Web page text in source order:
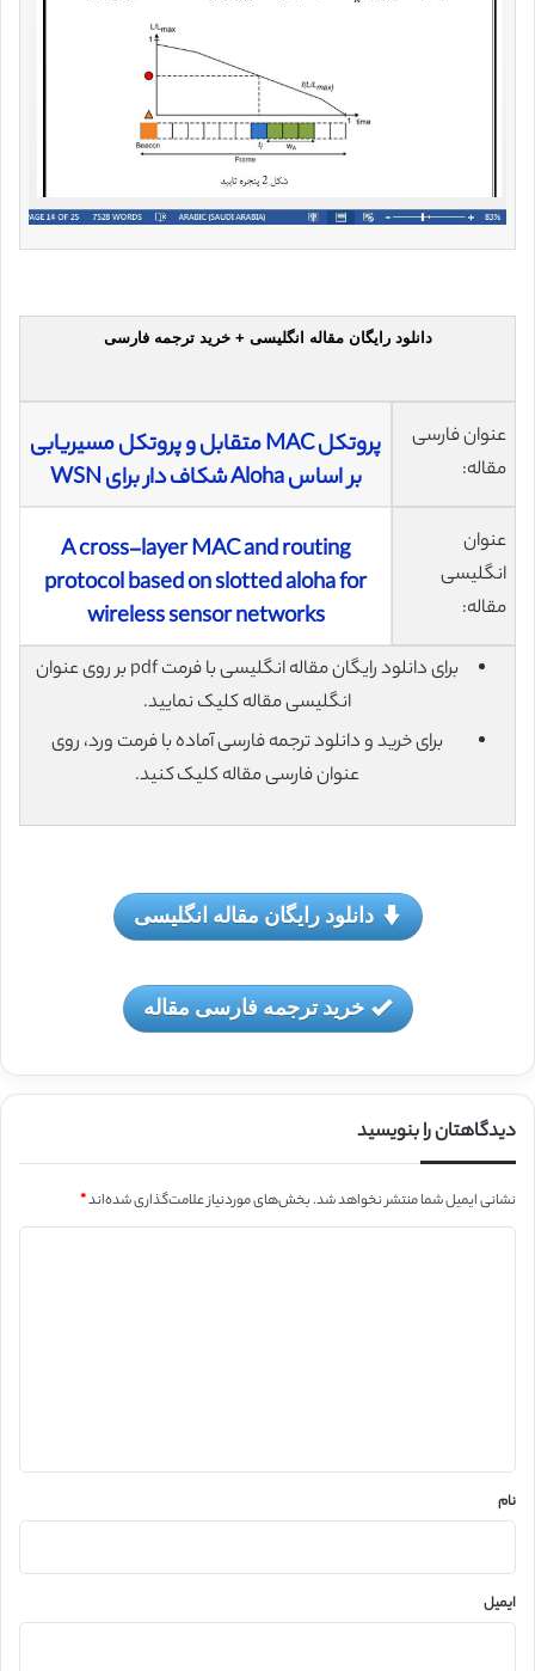
دانلود رایگان مقاله انگلیسی + خرید ترجمه فارسی
عنوان فارسی
مقاله:
پروتکل MAC متقابل و پروتکل مسیریابی
بر اساس Aloha شکاف دار برای WSN
عنوان
انگلیسی
مقاله:
A cross-layer MAC and routing
protocol based on slotted aloha for
wireless sensor networks
برای دانلود رایگان مقاله انگلیسی با فرمت pdf بر روی عنوان
انگلیسی مقاله کلیک نمایید.
برای خرید و دانلود ترجمه فارسی آماده با فرمت ورد، روی
عنوان فارسی مقاله کلیک کنید.
دانلود رایگان مقاله انگلیسی
خرید ترجمه فارسی مقاله
دیدگاهتان را بنویسید
نشانی ایمیل شما منتشر نخواهد شد.بخش‌های موردنیاز علامت‌گذاری شده‌اند*
نام
ایمیل